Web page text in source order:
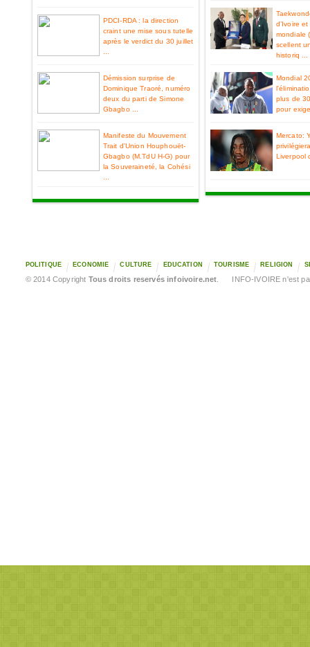
PDCI-RDA : la direction
craint une mise sous tutelle
après le verdict du 30 juillet
Démission surprise de
Dominique Traoré, numéro
deux du parti de Simone
Gbagbo ...
Manifeste du Mouvement
Trait d'Union Houphouët-
Gbagbo (M.TdU H-G) pour
la Souveraineté, la Cohési
d’Ivoire
mondiale
scellent
historiq ...
Mondial
plus de
pour
Mercato:
Liverpool
POLITIQUE ECONOMIE CULTURE EDUCATION TOURISME RELIGION
© 2014 Copyright Tous droits reservés infoivoire.net . INFO-IVOIRE n'est